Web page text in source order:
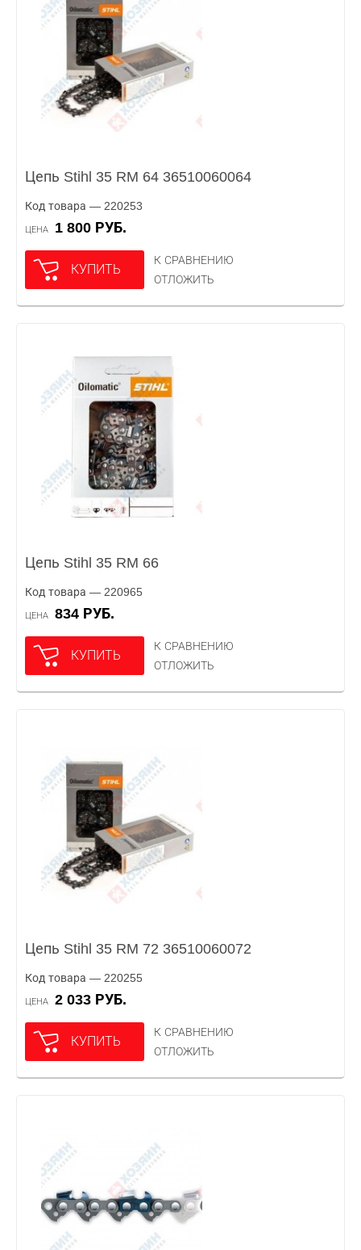
Цепь Stihl 35 RM 64 36510060064
Код товара — 220253
ЦЕНА 1 800 РУБ.
КУПИТЬ
К СРАВНЕНИЮ
ОТЛОЖИТЬ
Цепь Stihl 35 RM 66
Код товара — 220965
ЦЕНА 834 РУБ.
КУПИТЬ
К СРАВНЕНИЮ
ОТЛОЖИТЬ
Цепь Stihl 35 RM 72 36510060072
Код товара — 220255
ЦЕНА 2 033 РУБ.
КУПИТЬ
К СРАВНЕНИЮ
ОТЛОЖИТЬ